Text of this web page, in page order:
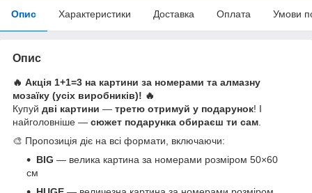
Опис Характеристики Доставка Оплата Умови
Опис
🔥 Акція 1+1=3 на картини за номерами та алмазну
мозаїку (усіх виробників)! 🔥
Купуй дві картини — третю отримуй у подарунок! І
найголовніше — сюжет подарунка обираєш ти сам
🎨 Пропозиція діє на всі формати, включаючи:
BIG — велика картина за номерами розміром 50×60
см